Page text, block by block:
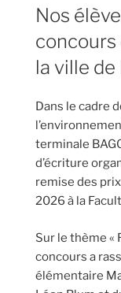
LE
Nos
concours
la ville
Dans le cadre
terminale
d’écriture
remise des
2026 à la
Sur le thème «
concours a
élémentaire